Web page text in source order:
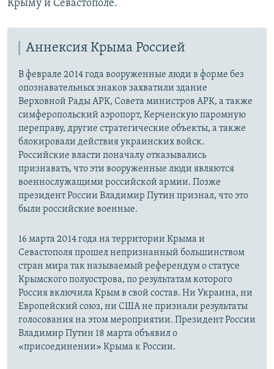
Крыму и Севастополе.
Аннексия Крыма Россией
В феврале 2014 года вооруженные люди в форме без
опознавательных знаков захватили здание
Верховной Рады АРК, Совета министров АРК, а также
симферопольский аэропорт, Керченскую паромную
переправу, другие стратегические объекты, а также
блокировали действия украинских войск.
Российские власти поначалу отказывались
признавать, что эти вооруженные люди являются
военнослужащими российской армии. Позже
президент России Владимир Путин признал, что это
были российские военные.
16 марта 2014 года на территории Крыма и
Севастополя прошел непризнанный большинством
стран мира так называемый референдум о статусе
Крымского полуострова, по результатам которого
Россия включила Крым в свой состав. Ни Украина, ни
Европейский союз, ни США не признали результаты
голосования на этом мероприятии. Президент России
Владимир Путин 18 марта объявил о
«присоединении» Крыма к России.